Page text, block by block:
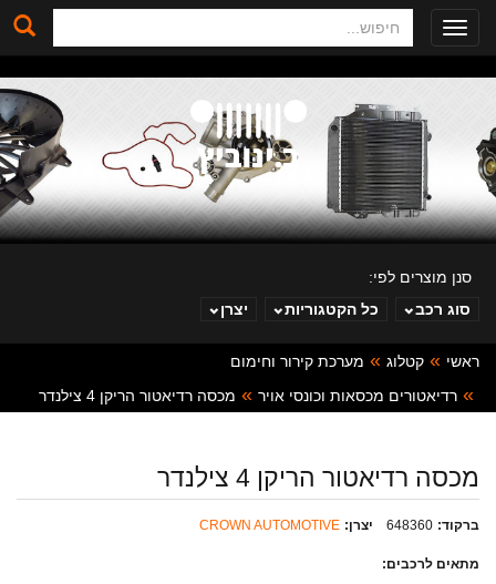
Toggle
navigation
סנן מוצרים לפי:
סוג רכב
כל הקטגוריות יצרן
ראשי קטלוג
מערכת קירור וחימום
רדיאטורים מכסאות וכונסי אויר
מכסה רדיאטור הריקן 4 צילנדר
מכסה רדיאטור הריקן 4 צילנדר
ברקוד: 648360 יצרן: CROWN AUTOMOTIVE
מתאים לרכבים: